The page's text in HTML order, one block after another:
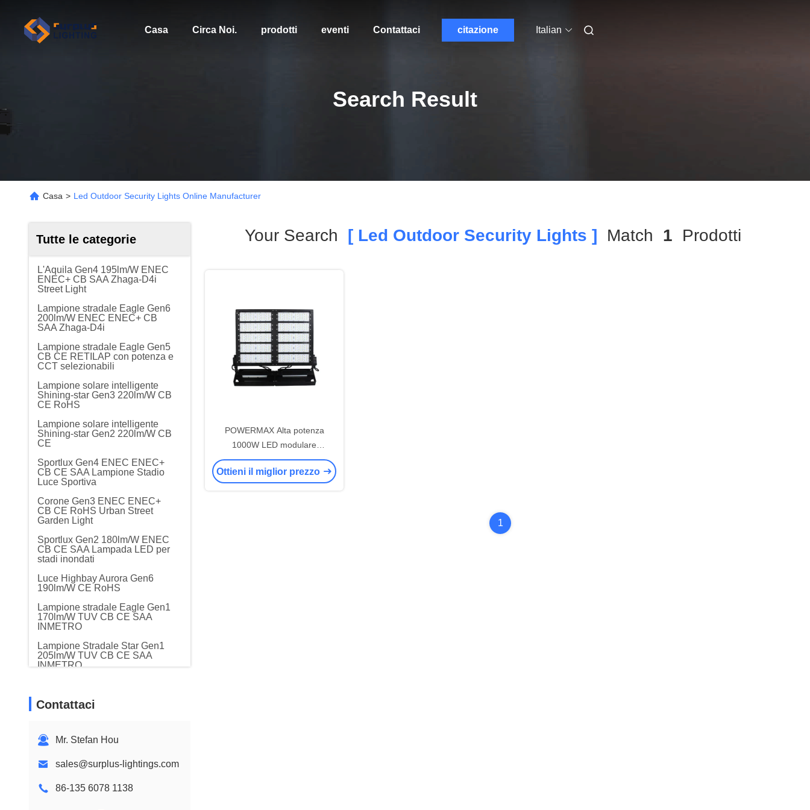
Casa Circa Noi. prodotti eventi Contattaci citazione Italian
Search Result
Casa > Led Outdoor Security Lights Online Manufacturer
Tutte le categorie
L'Aquila Gen4 195lm/W ENEC
ENEC+ CB SAA Zhaga-D4i
Street Light
Lampione stradale Eagle Gen6
200lm/W ENEC ENEC+ CB
SAA Zhaga-D4i
Lampione stradale Eagle Gen5
CB CE RETILAP con potenza e
CCT selezionabili
Lampione solare intelligente
Shining-star Gen3 220lm/W CB
CE RoHS
Lampione solare intelligente
Shining-star Gen2 220lm/W CB
CE
Sportlux Gen4 ENEC ENEC+
CB CE SAA Lampione Stadio
Luce Sportiva
Corone Gen3 ENEC ENEC+
CB CE RoHS Urban Street
Garden Light
Sportlux Gen2 180lm/W ENEC
CB CE SAA Lampada LED per
stadi inondati
Luce Highbay Aurora Gen6
190lm/W CE RoHS
Lampione stradale Eagle Gen1
170lm/W TUV CB CE SAA
INMETRO
Lampione Stradale Star Gen1
205lm/W TUV CB CE SAA
INMETRO
da stadio
SAA LED Flood Stadium Light
LED Eagle Gen2 170lm/W CB
CE RoHS
Luce solare intelligente Shining-
Contattaci
Mr. Stefan Hou
sales@surplus-lightings.com
86-135 6078 1138
Your Search [ Led Outdoor Security Lights ] Match 1 Prodotti
POWERMAX Alta potenza
1000W LED modulare
inondazione / stadio / spot light
TUV CE CB SAA approvato
Ottieni il miglior prezzo
1